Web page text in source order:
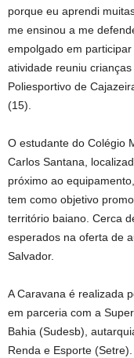
porque eu aprendi
me ensinou a me
empolgado em
atividade reuniu
Poliesportivo de
(15).
O estudante do Colégio
Carlos Santana,
próximo ao
tem como objetivo
território baiano. Cerca
esperados na oferta de
Salvador.
A Caravana é realizada
em parceria com a
Bahia (Sudesb),
Renda e Esporte (Setre).